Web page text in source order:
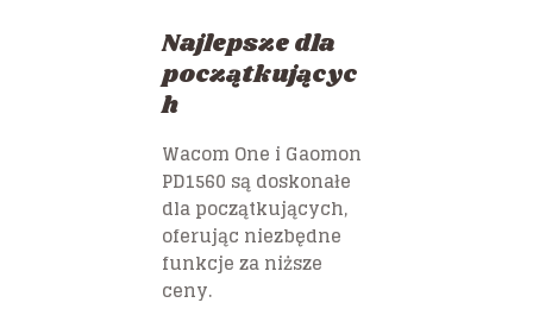
Najlepsze dla
początkującyc
h
Wacom One i Gaomon
PD1560 są doskonałe
dla początkujących,
oferując niezbędne
funkcje za niższe
ceny.